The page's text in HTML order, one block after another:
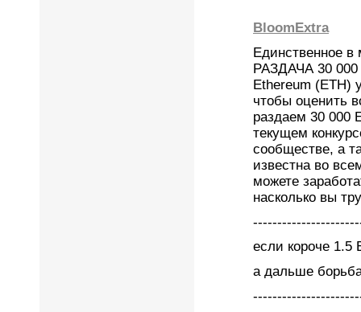
BloomExtra
Единственное в
РАЗДАЧА 30
Ethereum (ETH)
чтобы оценить
раздаем 30 000
текущем
сообществе, а
известна во
можете
насколько вы
если короче 1.5
а дальше